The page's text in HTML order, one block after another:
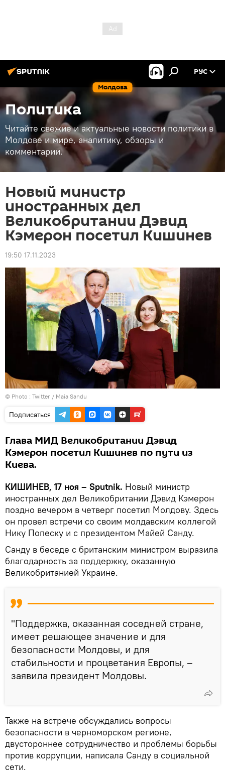
Молдова
РУС
Политика
Читайте свежие и актуальные новости политики в
Молдове и мире, аналитику, обзоры и
комментарии.
Новый министр
иностранных дел
Великобритании Дэвид
Кэмерон посетил Кишинев
19:50 17.11.2023
© Photo : Twitter / Maia Sandu
Подписаться
Глава МИД Великобритании Дэвид
Кэмерон посетил Кишинев по пути из
Киева.
КИШИНЕВ, 17 ноя – Sputnik. Новый министр
иностранных дел Великобритании Дэвид Кэмерон
поздно вечером в четверг посетил Молдову. Здесь
он провел встречи со своим молдавским коллегой
Нику Попеску и с президентом Майей Санду.
Санду в беседе с британским министром выразила
благодарность за поддержку, оказанную
Великобританией Украине.
"Поддержка, оказанная соседней стране,
имеет решающее значение и для
безопасности Молдовы, и для
стабильности и процветания Европы, –
заявила президент Молдовы.
Также на встрече обсуждались вопросы
безопасности в черноморском регионе,
двустороннее сотрудничество и проблемы борьбы
против коррупции, написала Санду в социальной
сети.